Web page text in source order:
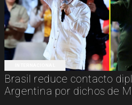
Brasil reduce contacto
Argentina por dichos de